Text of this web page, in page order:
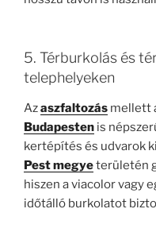
5. Térburkolás és
telephelyeken
Azaszfaltozás mellett
Budapesten is
kertépítés és udvarok
Pest megyeterületén
hiszen a viacolor vagy
időtálló burkolatot